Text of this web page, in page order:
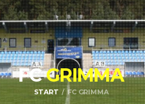
FCGRIMMA
START FC GRIMMA